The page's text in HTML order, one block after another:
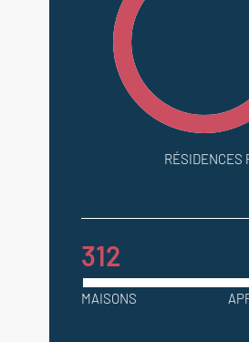
RÉSIDENCES
312
MAISONS